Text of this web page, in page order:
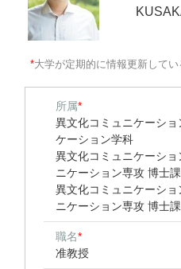
*大学が定期的に情報更新してい
所属*
異文化コミュニケーシ
ケーション学科
異文化コミュニケーショ
ニケーション専攻 博士
異文化コミュニケーショ
ニケーション専攻 博士
職名*
准教授